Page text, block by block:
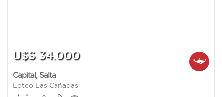
U$S 34.000
Capital, Salta
Loteo Las Cañadas